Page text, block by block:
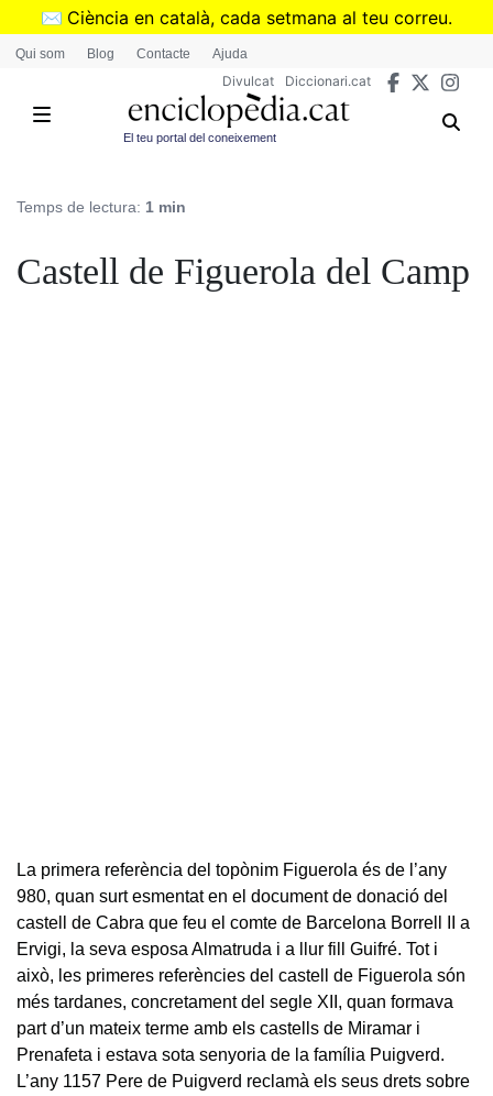
Vés
✉️ Ciència en català, cada setmana al teu correu.
➜Subscriu-te al butlletí de Divulcat
Qui som Blog Contacte Ajuda
Divulcat Diccionari.cat
El teu portal del coneixement
Temps de lectura: 1 min
Castell de Figuerola del Camp
La primera referència del topònim Figuerola és de l’any
980, quan surt esmentat en el document de donació del
castell de Cabra que feu el comte de Barcelona Borrell II a
Ervigi, la seva esposa Almatruda i a llur fill Guifré. Tot i
això, les primeres referències del castell de Figuerola són
més tardanes, concretament del segle XII, quan formava
part d’un mateix terme amb els castells de Miramar i
Prenafeta i estava sota senyoria de la família Puigverd.
L’any 1157 Pere de Puigverd reclamà els seus drets sobre